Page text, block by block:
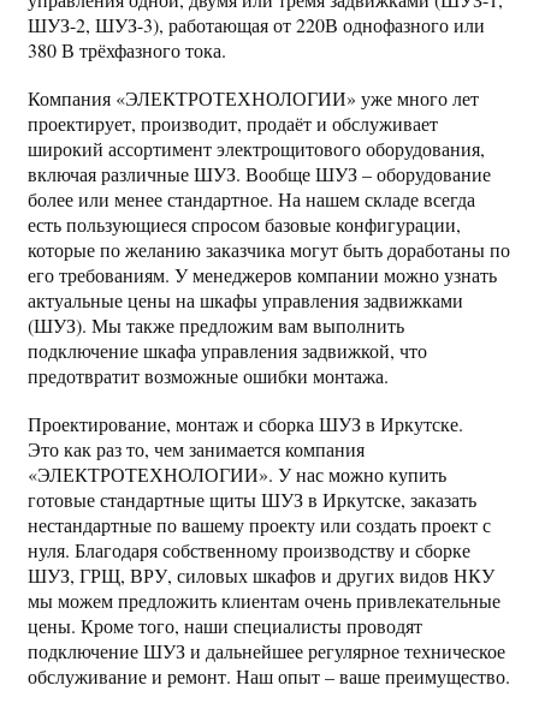
ШУЗ-2, ШУЗ-3), работающая от 220В однофазного или
380 В трёхфазного тока.
Компания «ЭЛЕКТРОТЕХНОЛОГИИ» уже много лет
проектирует, производит, продаёт и обслуживает
широкий ассортимент электрощитового оборудования,
включая различные ШУЗ. Вообще ШУЗ – оборудование
более или менее стандартное. На нашем складе всегда
есть пользующиеся спросом базовые конфигурации,
которые по желанию заказчика могут быть доработаны по
его требованиям. У менеджеров компании можно узнать
актуальные цены на шкафы управления задвижками
(ШУЗ). Мы также предложим вам выполнить
подключение шкафа управления задвижкой, что
предотвратит возможные ошибки монтажа.
Проектирование, монтаж и сборка ШУЗ в Иркутске.
Это как раз то, чем занимается компания
«ЭЛЕКТРОТЕХНОЛОГИИ». У нас можно купить
готовые стандартные щиты ШУЗ в Иркутске, заказать
нестандартные по вашему проекту или создать проект с
нуля. Благодаря собственному производству и сборке
ШУЗ, ГРЩ, ВРУ, силовых шкафов и других видов НКУ
мы можем предложить клиентам очень привлекательные
цены. Кроме того, наши специалисты проводят
подключение ШУЗ и дальнейшее регулярное техническое
обслуживание и ремонт. Наш опыт – ваше преимущество.